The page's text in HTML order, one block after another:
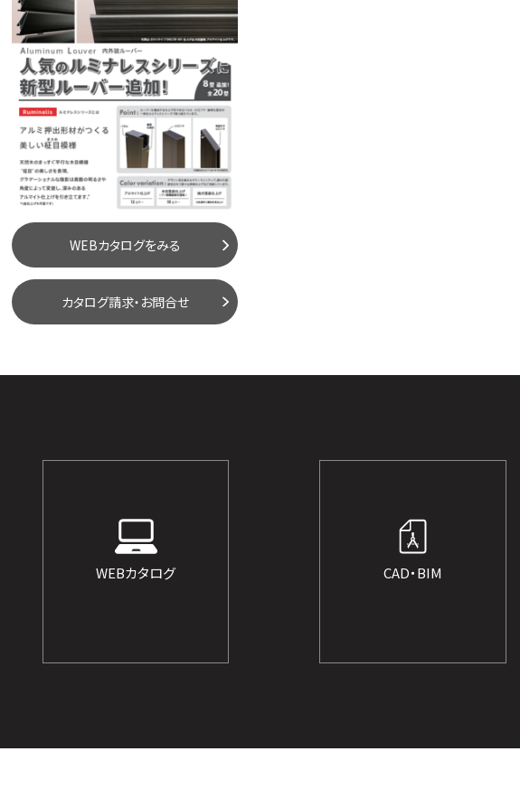
WEBカタログをみる
カタログ請求・お問合せ
WEBカタログ CAD・BIM